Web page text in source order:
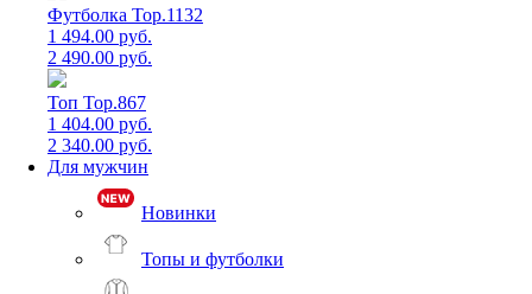
Футболка Top.1132
1 494.00 руб.
2 490.00 руб.
Топ Top.867
1 404.00 руб.
2 340.00 руб.
Для мужчин
Новинки
Топы и футболки